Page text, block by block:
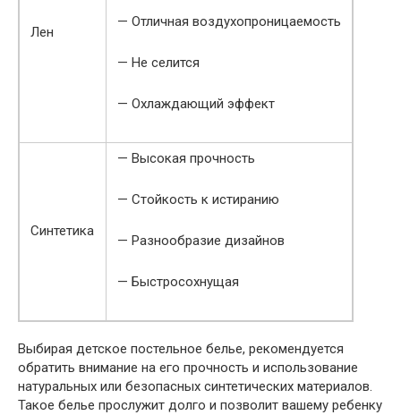
Лен
— Отличная воздухопроницаемость
— Не селится
— Охлаждающий эффект
Синтетика
— Высокая прочность
— Стойкость к истиранию
— Разнообразие дизайнов
— Быстросохнущая
Выбирая детское постельное белье, рекомендуется
обратить внимание на его прочность и использование
натуральных или безопасных синтетических материалов.
Такое белье прослужит долго и позволит вашему ребенку